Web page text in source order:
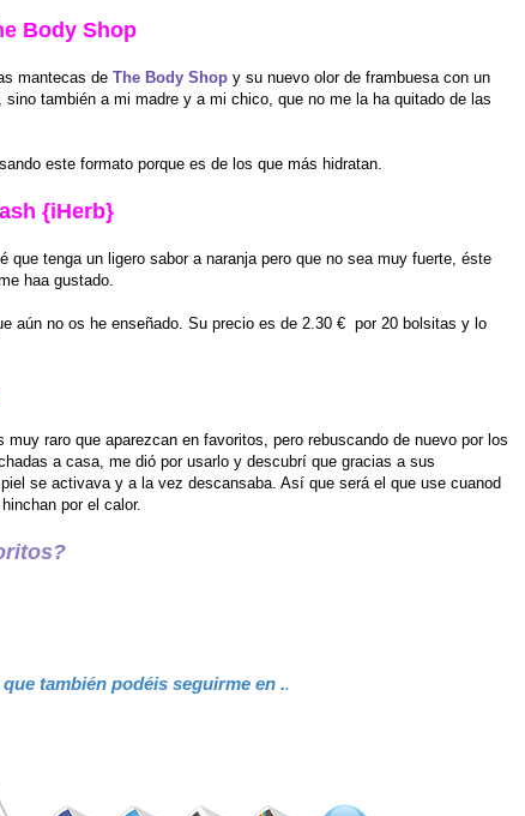
Body Shop
mantecas de The Body Shop y su nuevo olor de frambuesa con un
también a mi madre y a mi chico, que no me la ha quitado de las
este formato porque es de los que más hidratan.
{iHerb}
que tenga un ligero sabor a naranja pero que no sea muy fuerte, éste
haa gustado.
aún no os he enseñado. Su precio es de 2.30 € por 20 bolsitas y lo
raro que aparezcan en favoritos, pero rebuscando de nuevo por los
a casa, me dió por usarlo y descubrí que gracias a sus
se activava y a la vez descansaba. Así que será el que use cuanod
por el calor.
que también podéis seguirme en ..